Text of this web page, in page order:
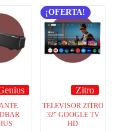
¡OFERTA!
Zitro
TELEVISOR ZITRO
32″ GOOGLE TV
HD